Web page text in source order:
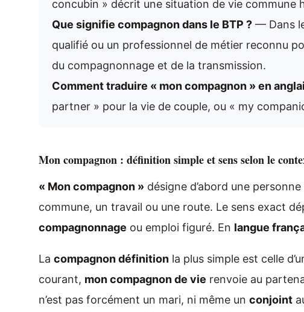
concubin » décrit une situation de vie commune
Que signifie compagnon dans le BTP ? — Dans
qualifié ou un professionnel de métier reconnu
du compagnonnage et de la transmission.
Comment traduire « mon compagnon » en
partner » pour la vie de couple, ou « my
Mon compagnon : définition simple et sens selon le
« Mon compagnon » désigne d’abord une
commune, un travail ou une route. Le sens exact
compagnonnage ou emploi figuré. En langue
La compagnon définition la plus simple est celle
courant, mon compagnon de vie renvoie au
n’est pas forcément un mari, ni même un conjoint